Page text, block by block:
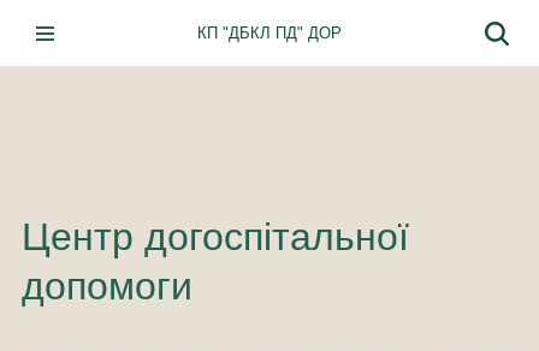
Перейти
КП "ДБКЛ ПД" ДОР
Центр догоспітальної
допомоги